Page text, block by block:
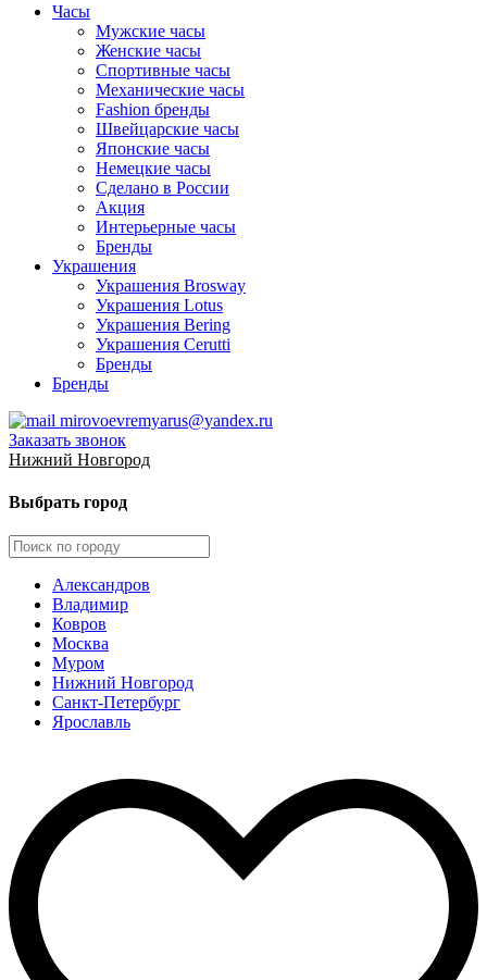
Часы
Мужские часы
Женские часы
Спортивные часы
Механические часы
Fashion бренды
Швейцарские часы
Японские часы
Немецкие часы
Сделано в России
Акция
Интерьерные часы
Бренды
Украшения
Украшения Brosway
Украшения Lotus
Украшения Bering
Украшения Cerutti
Бренды
Бренды
mirovoevremyarus@yandex.ru
Заказать звонок
Нижний Новгород
Выбрать город
Александров
Владимир
Ковров
Москва
Муром
Нижний Новгород
Санкт-Петербург
Ярославль